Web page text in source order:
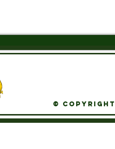
© Copyright